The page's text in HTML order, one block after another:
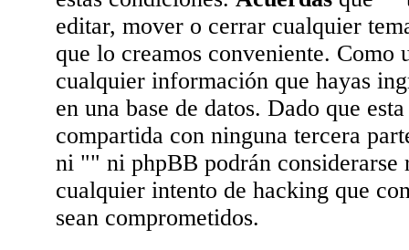
editar, mover o cerrar cualquier
que lo creamos conveniente. Como
cualquier información que hayas
en una base de datos. Dado que
compartida con ninguna tercera
ni "" ni phpBB podrán considerarse
cualquier intento de hacking que
sean comprometidos.